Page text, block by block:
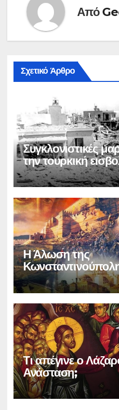
Από
Σχετικό Άρθρο
Συγκλονιστικές
την τουρκική
Κύπρο
Η Άλωση της
του Βυζαντίου
Τι απέγινε ο
Ανάσταση;